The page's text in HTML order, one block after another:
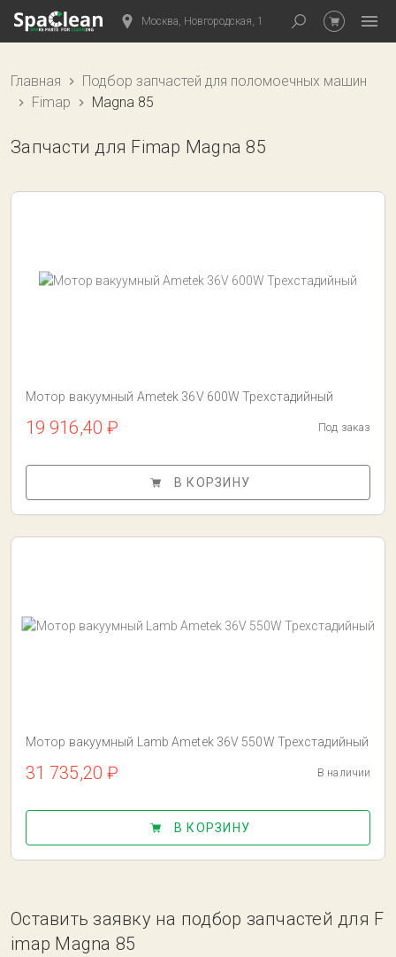
Москва, Новгородская, 1
Главная
Подбор запчастей для поломоечных машин
Fimap
Magna 85
Запчасти для Fimap Magna 85
Мотор вакуумный Ametek 36V 600W Трехстадийный
19 916,40 ₽ Под заказ
В КОРЗИНУ
Мотор вакуумный Lamb Ametek 36V 550W Трехстадийный
31 735,20 ₽ В наличии
В КОРЗИНУ
Оставить заявку на подбор запчастей для F
imap Magna 85